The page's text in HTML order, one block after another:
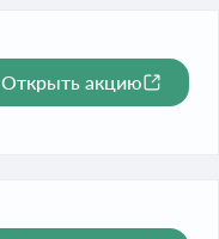
Открыть акцию